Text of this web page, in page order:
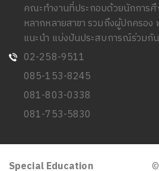
คณะทำงานที่ประกอบด้วยนักการ
หลากหลายสาขา รวมถึงผู้ปกครอง
แนะนำ แบ่งปันประสบการณ์ร่วมกัน
02-258-9511
085-153-8245
081-803-0338
081-753-5830
Special Education